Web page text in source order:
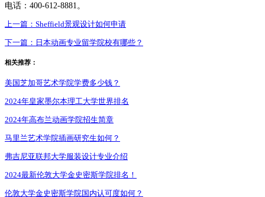
电话：400-612-8881。
上一篇： Sheffield景观设计如何申请
下一篇： 日本动画专业留学院校有哪些？
相关推荐：
美国芝加哥艺术学院学费多少钱？
2024年皇家墨尔本理工大学世界排名
2024年高布兰动画学院招生简章
马里兰艺术学院插画研究生如何？
弗吉尼亚联邦大学服装设计专业介绍
2024最新伦敦大学金史密斯学院排名！
伦敦大学金史密斯学院国内认可度如何？